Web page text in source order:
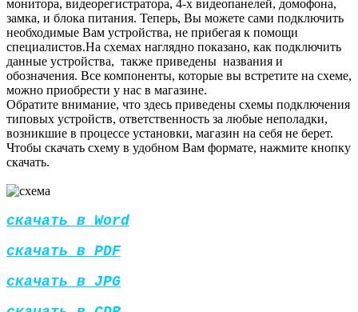
монитора, видеорегистратора, 4-х видеопанелей, домофона,
замка, и блока питания. Теперь, Вы можете сами подключить
необходимые Вам устройства, не прибегая к помощи
специалистов.На схемах наглядно показано, как подключить
данные устройства, также приведены названия и
обозначения. Все компоненты, которые вы встретите на схеме,
можно приобрести у нас в магазине.
Обратите внимание, что здесь приведены схемы подключения
типовых устройств, ответственность за любые неполадки,
возникшие в процессе установки, магазин на себя не берет.
Чтобы скачать схему в удобном Вам формате, нажмите кнопку
скачать.
скачать в Word
скачать в PDF
скачать в JPG